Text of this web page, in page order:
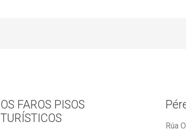
OS FAROS PISOS
TURÍSTICOS
Rúa